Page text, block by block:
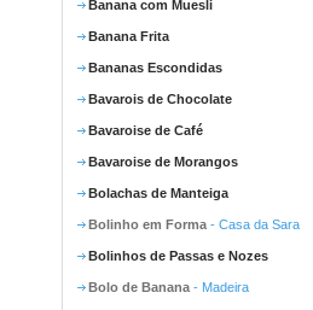
Banana com Muesli
Banana Frita
Bananas Escondidas
Bavarois de Chocolate
Bavaroise de Café
Bavaroise de Morangos
Bolachas de Manteiga
Bolinho em Forma - Casa da Sara
Bolinhos de Passas e Nozes
Bolo de Banana - Madeira